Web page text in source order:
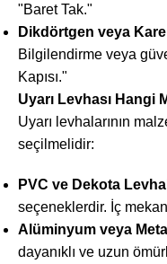
"Baret Tak."
Dikdörtgen veya
Bilgilendirme veya
Kapısı."
Uyarı Levhası Hangi
Uyarı levhalarının
seçilmelidir:
PVC ve Dekota
seçeneklerdir. İç
Alüminyum veya
dayanıklı ve uzun